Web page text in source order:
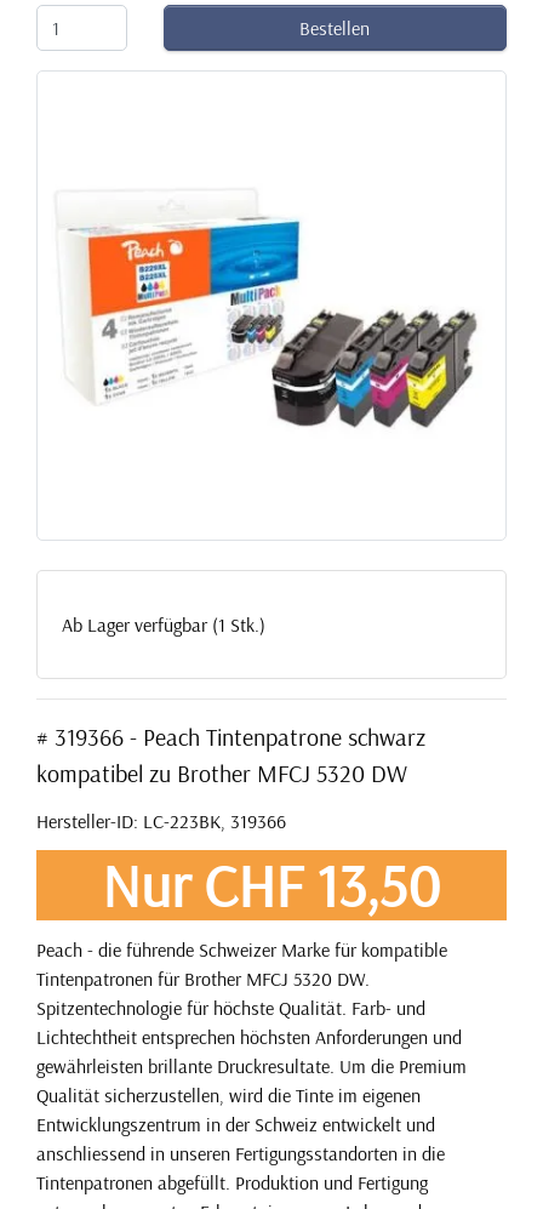
Bestellen
Ab Lager verfügbar (1 Stk.)
# 319366 - Peach Tintenpatrone schwarz
kompatibel zu Brother MFCJ 5320 DW
Hersteller-ID: LC-223BK, 319366
Nur CHF 13,50
Peach - die führende Schweizer Marke für kompatible
Tintenpatronen für Brother MFCJ 5320 DW.
Spitzentechnologie für höchste Qualität. Farb- und
Lichtechtheit entsprechen höchsten Anforderungen und
gewährleisten brillante Druckresultate. Um die Premium
Qualität sicherzustellen, wird die Tinte im eigenen
Entwicklungszentrum in der Schweiz entwickelt und
anschliessend in unseren Fertigungsstandorten in die
Tintenpatronen abgefüllt. Produktion und Fertigung